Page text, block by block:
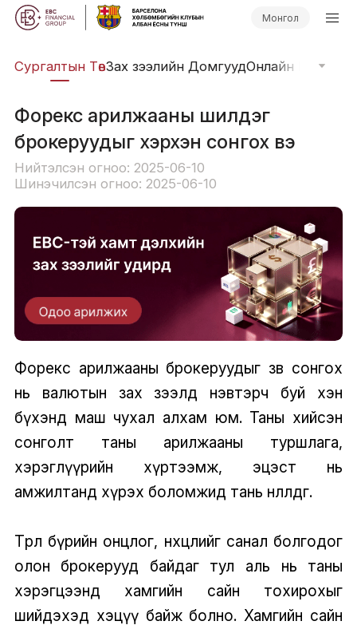
Монгол
Сургалтын ТөвЗах зээлийн ДомгуудОнлайн
Форекс арилжааны шилдэг
брокеруудыг хэрхэн сонгох вэ
Нийтэлсэн огноо: 2025-06-10
Шинэчилсэн огноо: 2025-06-10
Форекс арилжааны брокеруудыг зөв сонгох
нь валютын зах зээлд нэвтэрч буй хэн
бүхэнд маш чухал алхам юм. Таны хийсэн
сонголт таны арилжааны туршлага,
хэрэглүүрийн хүртээмж, эцэст нь
амжилтанд хүрэх боломжид тань нөлөөлдөг.
Төрөл бүрийн онцлог, нөхцөлийг санал болгодог
олон брокерууд байдаг тул аль нь таны
хэрэгцээнд хамгийн сайн тохирохыг
шийдэхэд хэцүү байж болно. Хамгийн сайн